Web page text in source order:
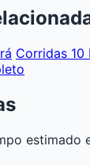
Corridas 10
estimado